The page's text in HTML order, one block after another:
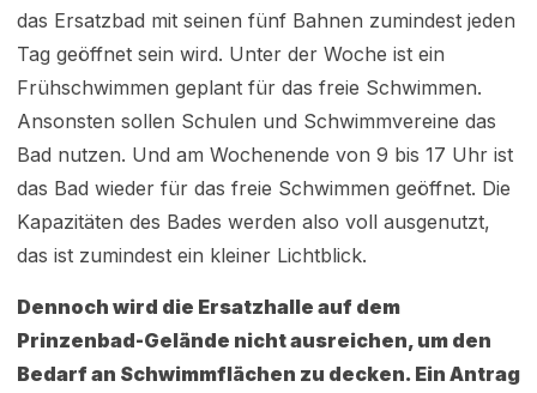
das Ersatzbad mit seinen fünf Bahnen zumindest jeden
Tag geöffnet sein wird. Unter der Woche ist ein
Frühschwimmen geplant für das freie Schwimmen.
Ansonsten sollen Schulen und Schwimmvereine das
Bad nutzen. Und am Wochenende von 9 bis 17 Uhr ist
das Bad wieder für das freie Schwimmen geöffnet. Die
Kapazitäten des Bades werden also voll ausgenutzt,
das ist zumindest ein kleiner Lichtblick.
Dennoch wird die Ersatzhalle auf dem
Prinzenbad-Gelände nicht ausreichen, um den
Bedarf an Schwimmflächen zu decken. Ein Antrag